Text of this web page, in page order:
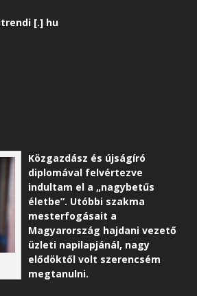
[.] hu
Közgazdász és újságíró
diplomával felvértezve
indultam el a „nagybetűs
életbe”. Utóbbi szakma
mesterfogásait a
Magyarország hajdani vezető
üzleti napilapjánál, nagy
elődöktől volt szerencsém
megtanulni.